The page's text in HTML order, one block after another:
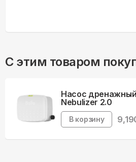
С этим товаром
Насос дренажный
Nebulizer 2.0
В корзину